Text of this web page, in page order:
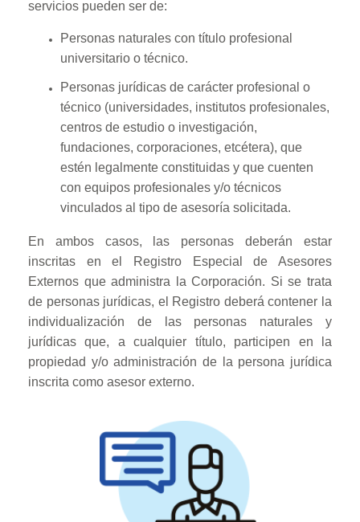
servicios pueden ser de:
Personas naturales con título profesional
universitario o técnico.
Personas jurídicas de carácter profesional o
técnico (universidades, institutos profesionales,
centros de estudio o investigación,
fundaciones, corporaciones, etcétera), que
estén legalmente constituidas y que cuenten
con equipos profesionales y/o técnicos
vinculados al tipo de asesoría solicitada.
En ambos casos, las personas deberán estar
inscritas en el Registro Especial de Asesores
Externos que administra la Corporación. Si se trata
de personas jurídicas, el Registro deberá contener la
individualización de las personas naturales y
jurídicas que, a cualquier título, participen en la
propiedad y/o administración de la persona jurídica
inscrita como asesor externo.